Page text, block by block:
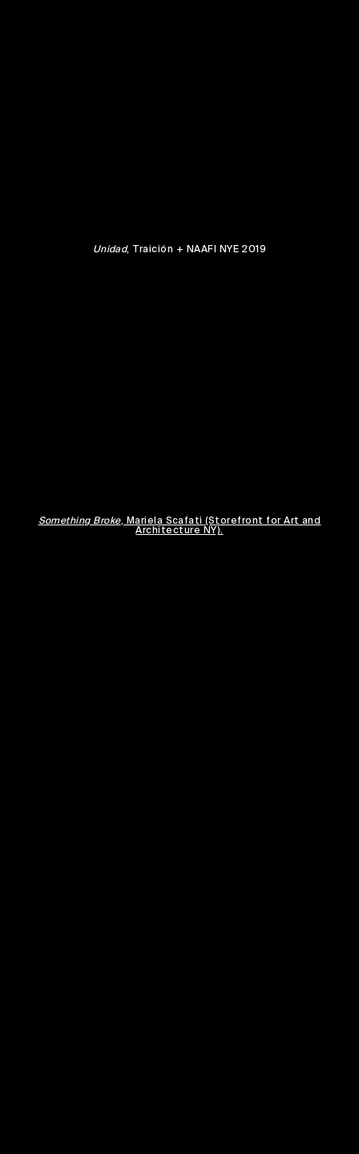
Unidad, Traición + NAAFI NYE 2019
Something Broke, Mariela Scafati(Storefront for Art and
Architecture NY).